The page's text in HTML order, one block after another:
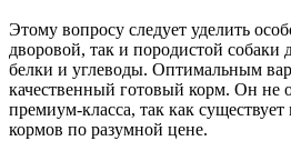
Этому вопросу следует уделить
дворовой, так и породистой
белки и углеводы. Оптимальным
качественный готовый корм. Он не
премиум-класса, так как
кормов по разумной цене.